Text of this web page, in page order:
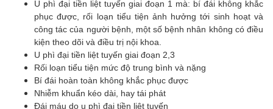
U phì đại tiền liệt tuyến giai đoạn 1 mà: bí đái không khắc
phục được, rối loạn tiểu tiện ảnh hưởng tới sinh hoạt và
công tác của người bệnh, một số bệnh nhân không có điều
kiện theo dõi và điều trị nội khoa.
U phì đại tiền liệt tuyến giai đoạn 2,3
Rối loạn tiểu tiện mức độ trung bình và nặng
Bí đái hoàn toàn không khắc phục được
Nhiễm khuẩn kéo dài, hay tái phát
Đái máu do u phì đại tiền liệt tuyến